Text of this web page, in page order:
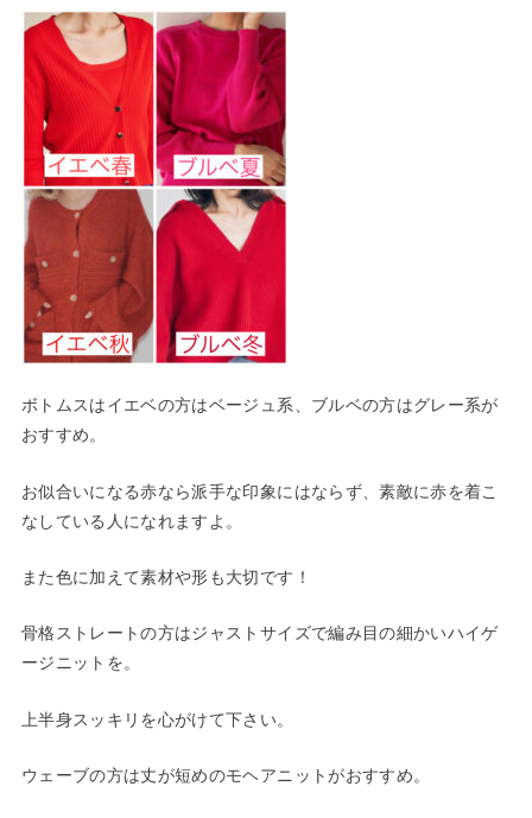
ボトムスはイエベの方はベージュ系、ブルベの方はグレー系が
おすすめ。
お似合いになる赤なら派手な印象にはならず、素敵に赤を着こ
なしている人になれますよ。
また色に加えて素材や形も大切です！
骨格ストレートの方はジャストサイズで編み目の細かいハイゲ
ージニットを。
上半身スッキリを心がけて下さい。
ウェーブの方は丈が短めのモヘアニットがおすすめ。